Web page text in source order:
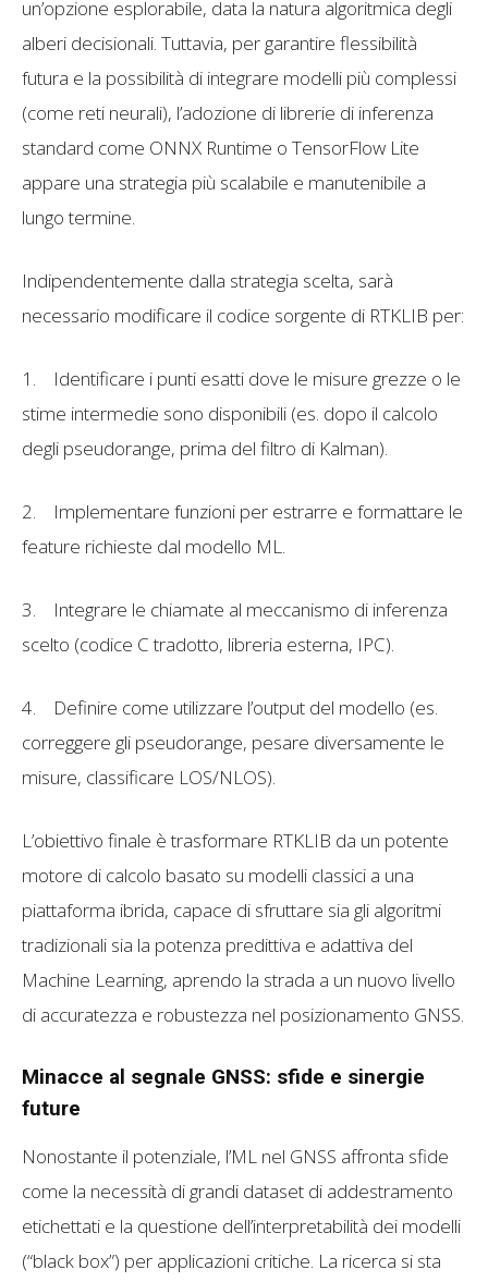
un’opzione esplorabile, data la natura algoritmica degli
alberi decisionali. Tuttavia, per garantire flessibilità
futura e la possibilità di integrare modelli più complessi
(come reti neurali), l’adozione di librerie di inferenza
standard come ONNX Runtime o TensorFlow Lite
appare una strategia più scalabile e manutenibile a
lungo termine.
Indipendentemente dalla strategia scelta, sarà
necessario modificare il codice sorgente di RTKLIB per:
1.
Identificare i punti esatti dove le misure grezze o le
stime intermedie sono disponibili (es. dopo il calcolo
degli pseudorange, prima del filtro di Kalman).
2.
Implementare funzioni per estrarre e formattare le
feature richieste dal modello ML.
3.
Integrare le chiamate al meccanismo di inferenza
scelto (codice C tradotto, libreria esterna, IPC).
4.
Definire come utilizzare l’output del modello (es.
correggere gli pseudorange, pesare diversamente le
misure, classificare LOS/NLOS).
L’obiettivo finale è trasformare RTKLIB da un potente
motore di calcolo basato su modelli classici a una
piattaforma ibrida, capace di sfruttare sia gli algoritmi
tradizionali sia la potenza predittiva e adattiva del
Machine Learning, aprendo la strada a un nuovo livello
di accuratezza e robustezza nel posizionamento GNSS.
Minacce al segnale GNSS: sfide e sinergie
future
Nonostante il potenziale, l’ML nel GNSS affronta sfide
come la necessità di grandi dataset di addestramento
etichettati e la questione dell’interpretabilità dei modelli
(“black box”) per applicazioni critiche. La ricerca si sta